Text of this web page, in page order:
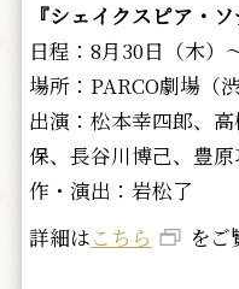
『シェイクスピア・ソ
日程：8月30日（木）
場所：PARCO劇場（
出演：松本幸四郎、
保、長谷川博己、豊
作・演出：岩松了
詳細はこちら をご